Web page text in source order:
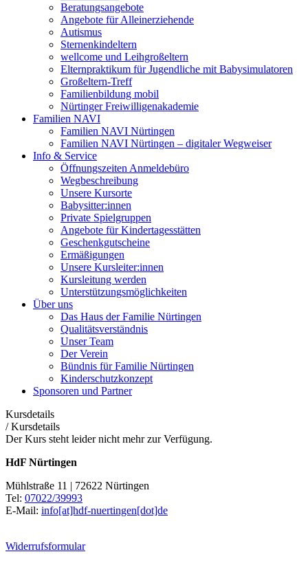
Beratungsangebote
Angebote für Alleinerziehende
Autismus
Sternenkindeltern
wellcome und Leihgroßeltern
Elternpraktikum für Jugendliche mit Babysimulatoren
Großeltern-Treff
Familienbildung mobil
Nürtinger Freiwilligenakademie
Familien NAVI
Familien NAVI Nürtingen
Familien NAVI Nürtingen – digitaler Wegweiser
Info & Service
Öffnungszeiten Anmeldebüro
Wegbeschreibung
Unsere Kursorte
Babysitter:innen
Private Spielgruppen
Angebote für Kindertagesstätten
Geschenkgutscheine
Ermäßigungen
Unsere Kursleiter:innen
Kursleitung werden
Unterstützungsmöglichkeiten
Über uns
Das Haus der Familie Nürtingen
Qualitätsverständnis
Unser Team
Der Verein
Bündnis für Familie Nürtingen
Kinderschutzkonzept
Sponsoren und Partner
Kursdetails
/Kursdetails
Der Kurs steht leider nicht mehr zur Verfügung.
HdF Nürtingen
Mühlstraße 11 | 72622 Nürtingen
Tel: 07022/39993
E-Mail: info[at]hdf-nuertingen[dot]de
Widerrufsformular